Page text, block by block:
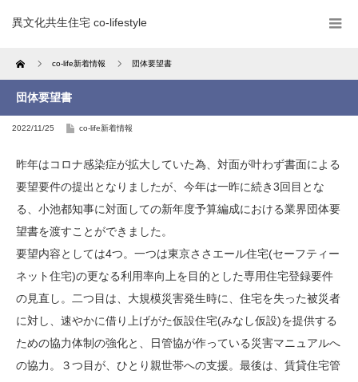
異文化共生住宅 co-lifestyle
Home co-life新着情報 団体要望書
団体要望書
2022/11/25 co-life新着情報
昨年はコロナ感染症が拡大していた為、対面が叶わず書面による
要望要件の提出となりましたが、今年は一昨に続き3回目とな
る、小池都知事に対面しての新年度予算編成における業界団体要
望書を渡すことができました。
要望内容としては4つ。一つは東京ささエール住宅(セーフティー
ネット住宅)の更なる利用率向上を目的とした専用住宅登録要件
の見直し。二つ目は、大規模災害発生時に、住宅を失った被災者
に対し、速やかに借り上げがた仮設住宅(みなし仮設)を提供する
ための協力体制の強化と、日管協が作っている災害マニュアルへ
の協力。３つ目が、ひとり親世帯への支援。最後は、賃貸住宅管